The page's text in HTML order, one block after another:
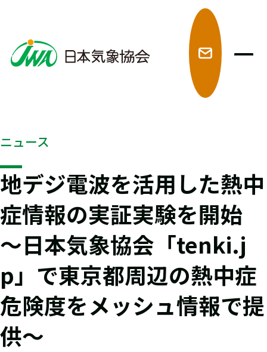
ニュース
地デジ電波を活用した熱中
症情報の実証実験を開始
～日本気象協会「tenki.j
p」で東京都周辺の熱中症
危険度をメッシュ情報で提
供～